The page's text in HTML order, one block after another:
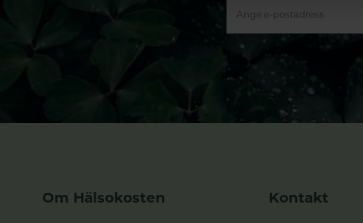
Om Hälsokosten Kontakt